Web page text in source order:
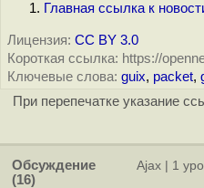
Главная ссылка к
Лицензия: CC BY 3.0
Короткая ссылка: https://
Ключевые слова: guix, packet,
При перепечатке указание
Обсуждение
(16)
Ajax 1